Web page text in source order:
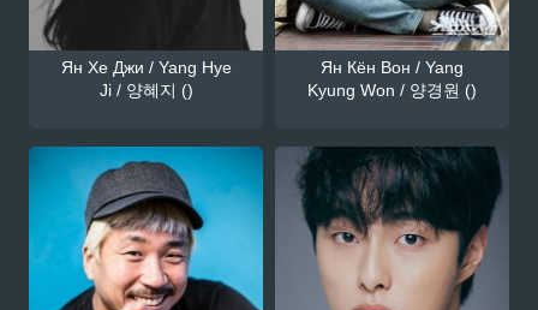
Ян Хе Джи / Yang Hye
Ji / 양혜지 ()
Ян Кён Вон / Yang
Kyung Won / 양경원 ()